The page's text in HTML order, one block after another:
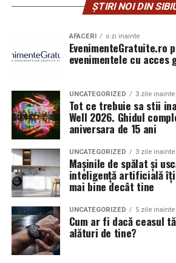
ȘTIRI NOI DIN
AFACERI o zi inainte
EvenimenteGratuite.ro
evenimentele cu acces
UNCATEGORIZED 3 zile inainte
Tot ce trebuie sa stii
Well 2026. Ghidul
aniversara de 15 ani
UNCATEGORIZED 3 zile inainte
Mașinile de spălat și
inteligență artificială îți
mai bine decât tine
UNCATEGORIZED 5 zile inainte
Cum ar fi dacă ceasul
alături de tine?